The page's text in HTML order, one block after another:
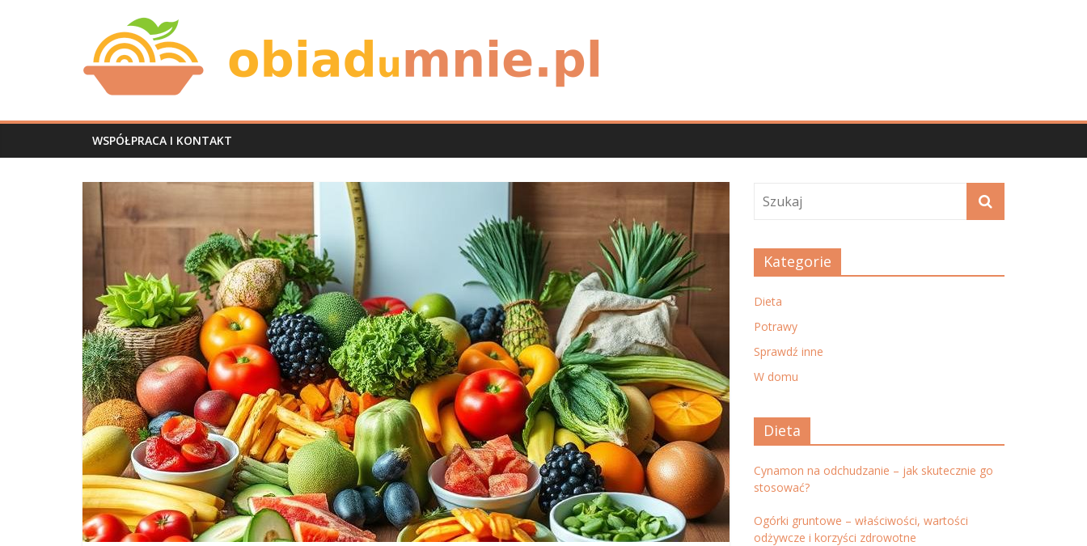
Obiad
u
mnie
WSPÓŁPRACA I KONTAKT
Kategorie
Dieta
Potrawy
Sprawdź inne
W domu
Dieta
Cynamon na odchudzanie – jak skutecznie go
stosować?
Ogórki gruntowe – właściwości, wartości
odżywcze i korzyści zdrowotne